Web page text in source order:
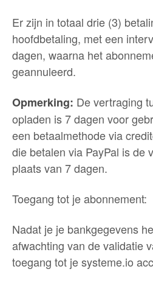
Er zijn in totaal drie (3)
hoofdbetaling, met een
dagen, waarna het
geannuleerd.
Opmerking: De vertraging
opladen is 7 dagen voor
een betaalmethode via
die betalen via PayPal is de
plaats van 7 dagen.
Toegang tot je abonnement:
Nadat je je bankgegevens
afwachting van de validatie
toegang tot je systeme.io